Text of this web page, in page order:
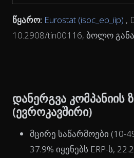
წყარო: Eurostat (isoc_eb_iip) ,
10.2908/tin00116, ბოლო
დანერგვა კომპანიის
(ევროკავშირი)
მცირე საწარმოები (10-
37.9% იყენებს ERP-ს,